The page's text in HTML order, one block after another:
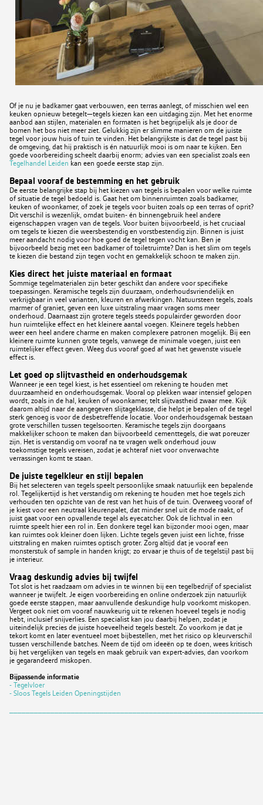
Of je nu je badkamer gaat verbouwen, een terras aanlegt, of misschien wel een
keuken opnieuw betegelt—tegels kiezen kan een uitdaging zijn. Met het enorme
aanbod aan stijlen, materialen en formaten is het begrijpelijk als je door de
bomen het bos niet meer ziet. Gelukkig zijn er slimme manieren om de juiste
tegel voor jouw huis of tuin te vinden. Het belangrijkste is dat de tegel past bij
de omgeving, dat hij praktisch is én natuurlijk mooi is om naar te kijken. Een
goede voorbereiding scheelt daarbij enorm; advies van een specialist zoals een
Tegelhandel Leiden kan een goede eerste stap zijn.
Bepaal vooraf de bestemming en het gebruik
De eerste belangrijke stap bij het kiezen van tegels is bepalen voor welke ruimte
of situatie de tegel bedoeld is. Gaat het om binnenruimten zoals badkamer,
keuken of woonkamer, of zoek je tegels voor buiten zoals op een terras of oprit?
Dit verschil is wezenlijk, omdat buiten- én binnengebruik heel andere
eigenschappen vragen van de tegels. Voor buiten bijvoorbeeld, is het cruciaal
om tegels te kiezen die weersbestendig en vorstbestendig zijn. Binnen is juist
meer aandacht nodig voor hoe goed de tegel tegen vocht kan. Ben je
bijvoorbeeld bezig met een badkamer of toiletruimte? Dan is het slim om tegels
te kiezen die bestand zijn tegen vocht en gemakkelijk schoon te maken zijn.
Kies direct het juiste materiaal en formaat
Sommige tegelmaterialen zijn beter geschikt dan andere voor specifieke
toepassingen. Keramische tegels zijn duurzaam, onderhoudsvriendelijk en
verkrijgbaar in veel varianten, kleuren en afwerkingen. Natuursteen tegels, zoals
marmer of graniet, geven een luxe uitstraling maar vragen soms meer
onderhoud. Daarnaast zijn grotere tegels steeds populairder geworden door
hun ruimtelijke effect en het kleinere aantal voegen. Kleinere tegels hebben
weer een heel andere charme en maken complexere patronen mogelijk. Bij een
kleinere ruimte kunnen grote tegels, vanwege de minimale voegen, juist een
ruimtelijker effect geven. Weeg dus vooraf goed af wat het gewenste visuele
effect is.
Let goed op slijtvastheid en onderhoudsgemak
Wanneer je een tegel kiest, is het essentieel om rekening te houden met
duurzaamheid en onderhoudsgemak. Vooral op plekken waar intensief gelopen
wordt, zoals in de hal, keuken of woonkamer, telt slijtvastheid zwaar mee. Kijk
daarom altijd naar de aangegeven slijtageklasse, die helpt je bepalen of de tegel
sterk genoeg is voor de desbetreffende locatie. Voor onderhoudsgemak bestaan
grote verschillen tussen tegelsoorten. Keramische tegels zijn doorgaans
makkelijker schoon te maken dan bijvoorbeeld cementtegels, die wat poreuzer
zijn. Het is verstandig om vooraf na te vragen welk onderhoud jouw
toekomstige tegels vereisen, zodat je achteraf niet voor onverwachte
verrassingen komt te staan.
De juiste tegelkleur en stijl bepalen
Bij het selecteren van tegels speelt persoonlijke smaak natuurlijk een bepalende
rol. Tegelijkertijd is het verstandig om rekening te houden met hoe tegels zich
verhouden ten opzichte van de rest van het huis of de tuin. Overweeg vooraf of
je kiest voor een neutraal kleurenpalet, dat minder snel uit de mode raakt, of
juist gaat voor een opvallende tegel als eyecatcher. Ook de lichtval in een
ruimte speelt hier een rol in. Een donkere tegel kan bijzonder mooi ogen, maar
kan ruimtes ook kleiner doen lijken. Lichte tegels geven juist een lichte, frisse
uitstraling en maken ruimtes optisch groter. Zorg altijd dat je vooraf een
monsterstuk of sample in handen krijgt; zo ervaar je thuis of de tegelstijl past bij
je interieur.
Vraag deskundig advies bij twijfel
Tot slot is het raadzaam om advies in te winnen bij een tegelbedrijf of specialist
wanneer je twijfelt. Je eigen voorbereiding en online onderzoek zijn natuurlijk
goede eerste stappen, maar aanvullende deskundige hulp voorkomt miskopen.
Vergeet ook niet om vooraf nauwkeurig uit te rekenen hoeveel tegels je nodig
hebt, inclusief snijverlies. Een specialist kan jou daarbij helpen, zodat je
uiteindelijk precies de juiste hoeveelheid tegels bestelt. Zo voorkom je dat je
tekort komt en later eventueel moet bijbestellen, met het risico op kleurverschil
tussen verschillende batches. Neem de tijd om ideeën op te doen, wees kritisch
bij het vergelijken van tegels en maak gebruik van expert-advies, dan voorkom
je gegarandeerd miskopen.
Bijpassende informatie
- Tegelvloer
- Sloos Tegels Leiden Openingstijden